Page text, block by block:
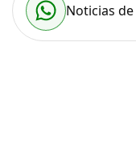
Noticias de